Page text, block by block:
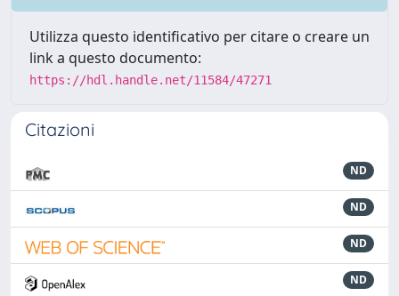
Utilizza questo identificativo per citare o creare un
link a questo documento:
https://hdl.handle.net/11584/47271
Citazioni
ND
ND
ND
ND